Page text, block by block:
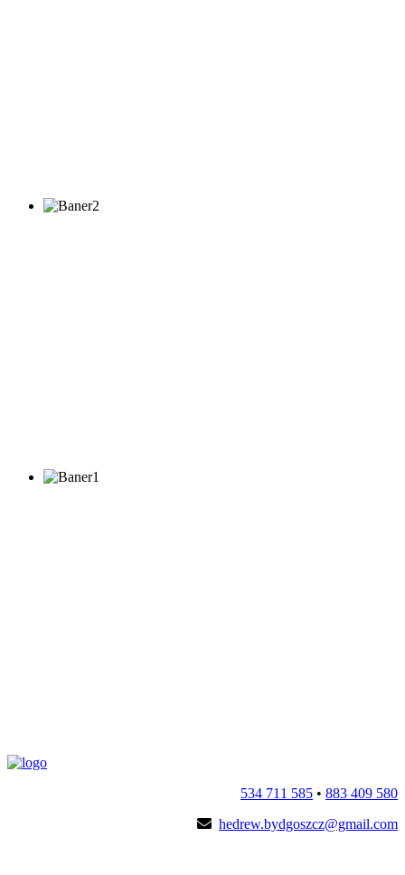
534 711 585 • 883 409 580
hedrew.bydgoszcz@gmail.com